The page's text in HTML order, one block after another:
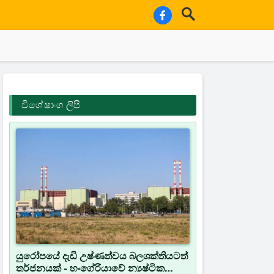
විශේෂාංග ලිපි
යුරෝපයේ දැඩි උෂ්ණත්වය බලශක්තියටත්
තර්ජනයක් - හංගේරියාවේ න්‍යෂ්ටික